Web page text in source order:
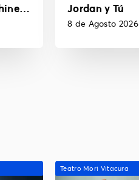
KC and the Sunshine Band - Get Lifted Jordan y Tú
8 de Agosto 2026
Teatro Mori Vitacura